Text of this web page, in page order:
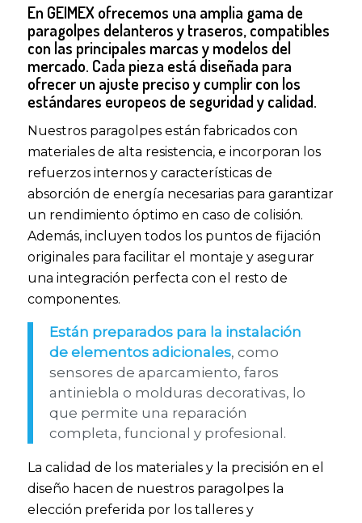
En GEIMEX ofrecemos una amplia gama de
paragolpes delanteros y traseros, compatibles
con las principales marcas y modelos del
mercado. Cada pieza está diseñada para
ofrecer un ajuste preciso y cumplir con los
estándares europeos de seguridad y calidad.
Nuestros paragolpes están fabricados con
materiales de alta resistencia, e incorporan los
refuerzos internos y características de
absorción de energía necesarias para garantizar
un rendimiento óptimo en caso de colisión.
Además, incluyen todos los puntos de fijación
originales para facilitar el montaje y asegurar
una integración perfecta con el resto de
componentes.
Están preparados para la instalación
de elementos adicionales, como
sensores de aparcamiento, faros
antiniebla o molduras decorativas, lo
que permite una reparación
completa, funcional y profesional.
La calidad de los materiales y la precisión en el
diseño hacen de nuestros paragolpes la
elección preferida por los talleres y